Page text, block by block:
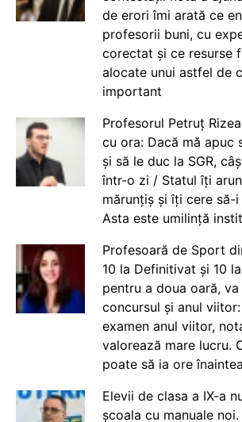
de erori îmi arată ce
profesorii buni, cu
corectat și ce resurse
alocate unui astfel de
important
Profesorul Petruț
cu ora: Dacă mă apuc
și să le duc la SGR,
într-o zi / Statul îți
mărunțiș și îți cere să-i
Asta este umilință
Profesoară de Sport
10 la Definitivat și 10
pentru a doua oară, va
concursul și anul
examen anul viitor,
valorează mare lucru.
poate să ia ore
Elevii de clasa a IX-a
școala cu manuale